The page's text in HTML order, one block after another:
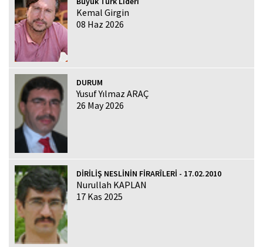
Kemal Girgin
08 Haz 2026
DURUM
Yusuf Yılmaz ARAÇ
26 May 2026
DİRİLİŞ NESLİNİN FİRARÎLERİ - 17.02.2010
Nurullah KAPLAN
17 Kas 2025